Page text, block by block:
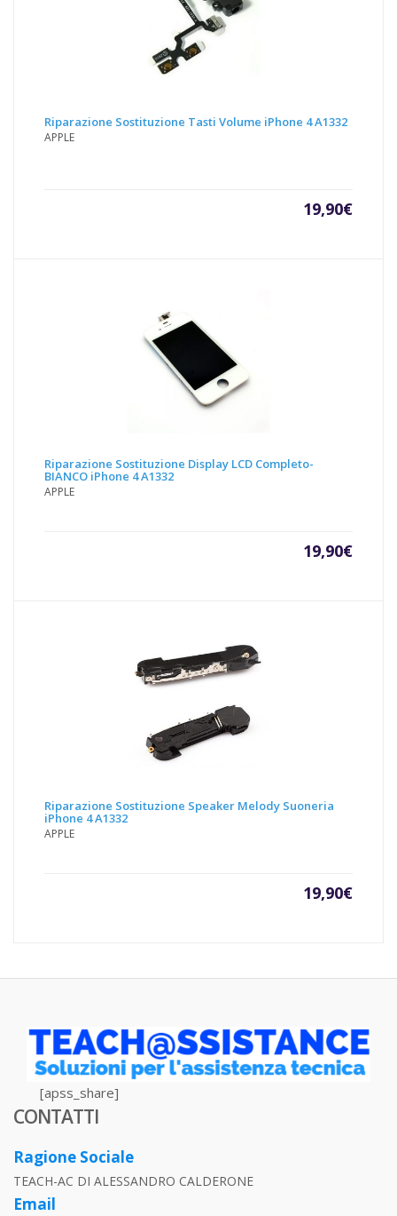
Riparazione Sostituzione Tasti Volume iPhone 4 A1332
APPLE
19,90€
Riparazione Sostituzione Display LCD Completo-
BIANCO iPhone 4 A1332
APPLE
19,90€
Riparazione Sostituzione Speaker Melody Suoneria
iPhone 4 A1332
APPLE
19,90€
[apss_share]
CONTATTI
Ragione Sociale
TEACH-AC DI ALESSANDRO CALDERONE
Email